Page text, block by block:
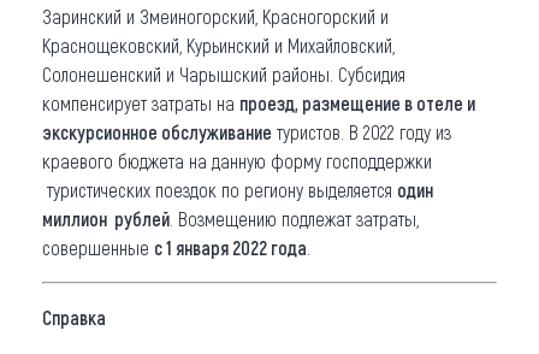
Заринский и Змеиногорский, Красногорский и
Краснощековский, Курьинский и Михайловский,
Солонешенский и Чарышский районы. Субсидия
компенсирует затраты на проезд, размещение в отеле и
экскурсионное обслуживание туристов. В 2022 году из
краевого бюджета на данную форму господдержки
туристических поездок по региону выделяется один
миллион рублей . Возмещению подлежат затраты,
совершенные с 1 января 2022 года
Справка